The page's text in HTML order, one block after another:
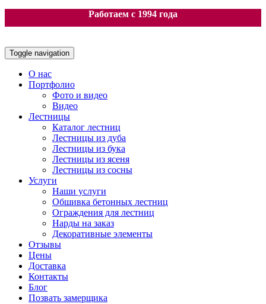
Работаем с 1994 года
Toggle navigation
О нас
Портфолио
Фото и видео
Видео
Лестницы
Каталог лестниц
Лестницы из дуба
Лестницы из бука
Лестницы из ясеня
Лестницы из сосны
Услуги
Наши услуги
Обшивка бетонных лестниц
Ограждения для лестниц
Нарды на заказ
Декоративные элементы
Отзывы
Цены
Доставка
Контакты
Блог
Позвать замерщика